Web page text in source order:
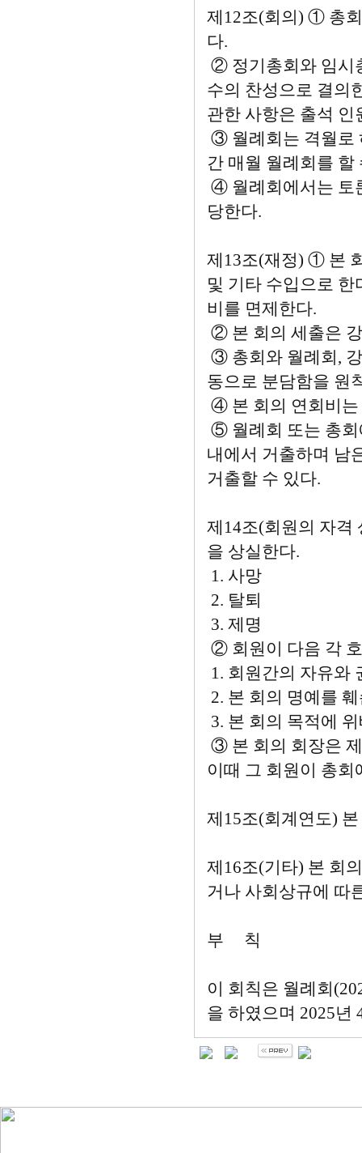
제12조(회의) ① 총
다.
② 정기총회와 임시
수의 찬성으로 결의
관한 사항은 출석 인
③ 월례회는 격월로
간 매월 월례회를 할
④ 월례회에서는 토
당한다.
제13조(재정) ① 본
및 기타 수입으로
비를 면제한다.
② 본 회의 세출은
③ 총회와 월례회,
동으로 분담함을 원
④ 본 회의 연회비는
⑤ 월례회 또는 총회
내에서 거출하며 남
거출할 수 있다.
제14조(회원의 자격
을 상실한다.
1. 사망
2. 탈퇴
3. 제명
② 회원이 다음 각
1. 회원간의 자유와
2. 본 회의 명예를
3. 본 회의 목적에
③ 본 회의 회장은
이때 그 회원이 총
제15조(회계연도)
제16조(기타) 본 회
거나 사회상규에 따
부 칙
이 회칙은 월례회
을 하였으며 2025년